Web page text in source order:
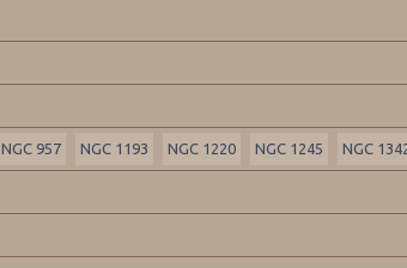
NGC 957 NGC 1193 NGC 1220 NGC 1245 NGC